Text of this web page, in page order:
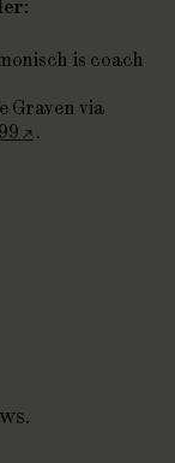
is coach
Graven via
99 .